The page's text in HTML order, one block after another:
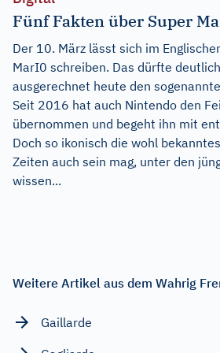
Fünf Fakten über Super
Der 10. März lässt sich im
MarI0 schreiben. Das dürfte
ausgerechnet heute den
Seit 2016 hat auch Nintendo den
übernommen und begeht ihn mit
Doch so ikonisch die wohl
Zeiten auch sein mag, unter den
wissen...
Weitere Artikel aus dem Wahrig
Gaillarde